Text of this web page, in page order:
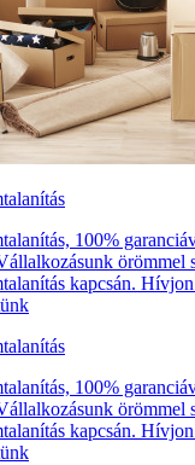
100%
örömmel
kapcsán.
100%
örömmel
kapcsán.